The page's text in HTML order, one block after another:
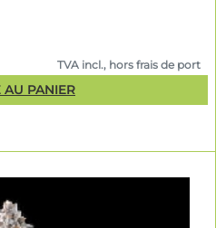
TVA incl., hors frais de port
AU PANIER